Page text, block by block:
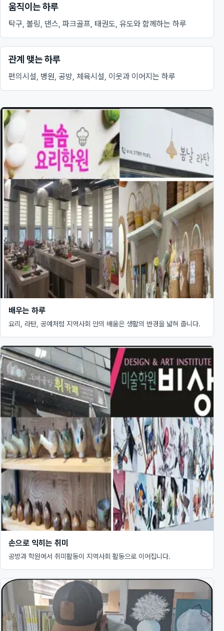
움직이는 하루
탁구, 볼링, 댄스, 파크골프, 태권도, 유도와 함께하는 하루
관계 맺는 하루
편의시설, 병원, 공방, 체육시설, 이웃과 이어지는 하루
배우는 하루
요리, 라탄, 공예처럼 지역사회 안의 배움은 생활의 반경을 넓혀 줍니다.
손으로 익히는 취미
공방과 학원에서 취미활동이 지역사회 활동으로 이어집니다.